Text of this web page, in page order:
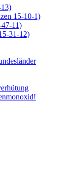
15-10-1)
11)
31-12)